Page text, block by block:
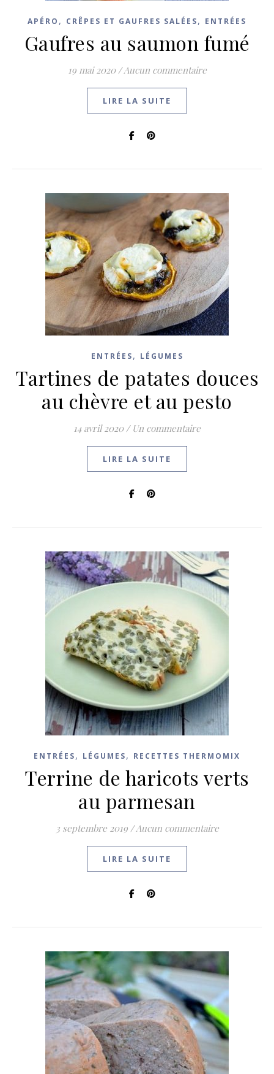
APÉRO , CRÊPES ET GAUFRES SALÉES, ENTRÉES
Gaufres au saumon fumé
19 mai 2020 / Aucun commentaire
LIRE LA SUITE
ENTRÉES, LÉGUMES
Tartines de patates douces
au chèvre et au pesto
14 avril 2020 / Un commentaire
LIRE LA SUITE
ENTRÉES, LÉGUMES, RECETTES THERMOMIX
Terrine de haricots verts
au parmesan
3 septembre 2019 / Aucun commentaire
LIRE LA SUITE